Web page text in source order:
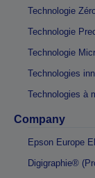
Technologie
Technologie
Technologie
Technologies
Technologies à
Company
Epson Europe
Digigraphie®